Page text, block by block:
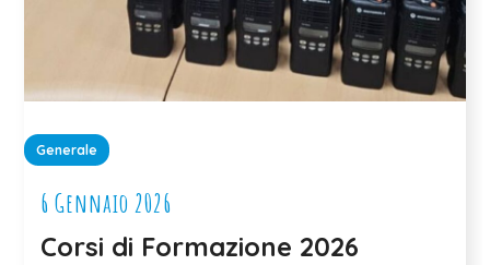
Generale
6 Gennaio 2026
Corsi di Formazione 2026